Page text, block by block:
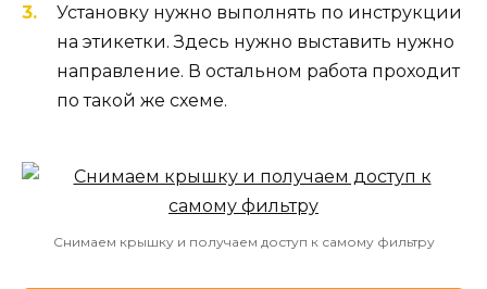
Установку нужно выполнять по инструкции
на этикетки. Здесь нужно выставить нужно
направление. В остальном работа проходит
по такой же схеме.
Снимаем крышку и получаем доступ к самому фильтру